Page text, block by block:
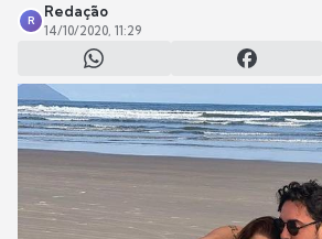
R
Redação
14/10/2020, 11:29